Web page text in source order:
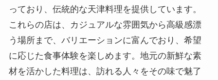
っており、伝統的な天津料理を提供しています。
これらの店は、カジュアルな雰囲気から高級感漂
う場所まで、バリエーションに富んでおり、希望
に応じた食事体験を楽しめます。地元の新鮮な素
材を活かした料理は、訪れる人々をその味で魅了